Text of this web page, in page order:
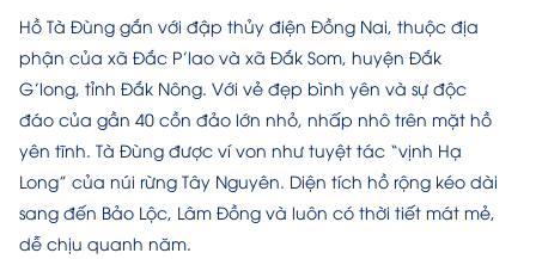
Hồ Tà Đùng gắn với đập thủy điện Đồng Nai, thuộc địa
phận của xã Đắc P’lao và xã Đắk Som, huyện Đắk
G’long, tỉnh Đắk Nông. Với vẻ đẹp bình yên và sự độc
đáo của gần 40 cồn đảo lớn nhỏ, nhấp nhô trên mặt hồ
yên tĩnh. Tà Đùng được ví von như tuyệt tác “vịnh Hạ
Long” của núi rừng Tây Nguyên. Diện tích hồ rộng kéo dài
sang đến Bảo Lộc, Lâm Đồng và luôn có thời tiết mát mẻ,
dễ chịu quanh năm.